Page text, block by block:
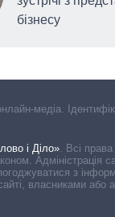
бізнесу
медіа.
і Діло». Всі права
Адміністрація
з
власниками або